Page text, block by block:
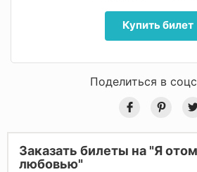
Купить билет
Поделиться в
Заказать билеты на "Я
любовью"